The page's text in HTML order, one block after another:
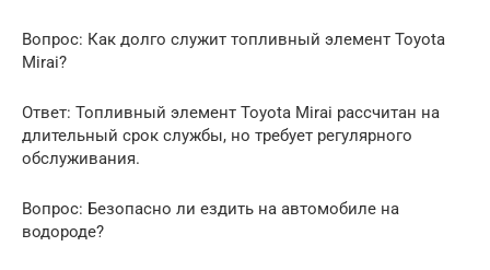
Вопрос: Как долго служит топливный элемент Toyota
Mirai?
Ответ: Топливный элемент Toyota Mirai рассчитан на
длительный срок службы, но требует регулярного
обслуживания.
Вопрос: Безопасно ли ездить на автомобиле на
водороде?